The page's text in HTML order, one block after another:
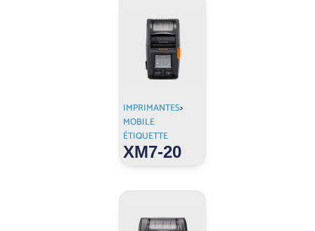
IMPRIMANTES>
MOBILE
ÉTIQUETTE
XM7-20